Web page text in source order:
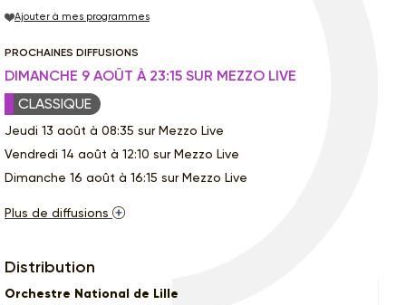
Ajouter à mes programmes
PROCHAINES DIFFUSIONS
DIMANCHE 9 AOÛT À 23:15 SUR MEZZO LIVE
CLASSIQUE
Jeudi 13 août à 08:35 sur Mezzo Live
Vendredi 14 août à 12:10 sur Mezzo Live
Dimanche 16 août à 16:15 sur Mezzo Live
Plus de diffusions
Distribution
Orchestre National de Lille